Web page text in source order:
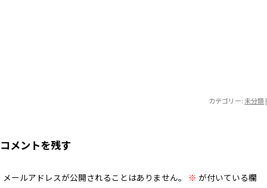
カテゴリー:未分類 |
コメントを残す
メールアドレスが公開されることはありません。 ※ が付いている欄